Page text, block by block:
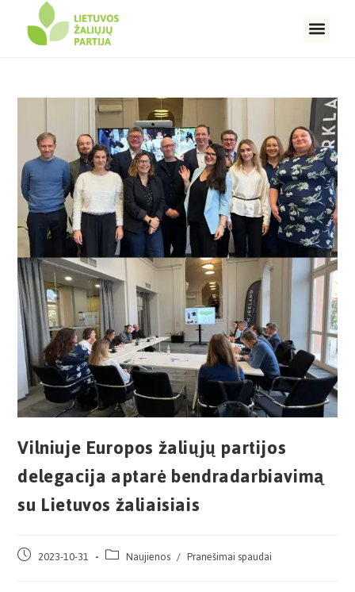
Vilniuje Europos žaliųjų partijos
delegacija aptarė bendradarbiavimą
su Lietuvos žaliaisiais
2023-10-31 Naujienos / Pranešimai spaudai